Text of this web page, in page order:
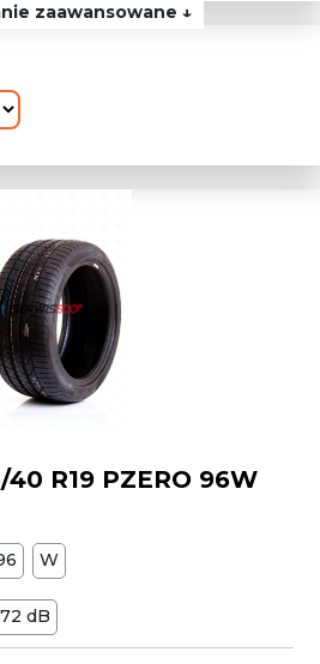
zaawansowane ↓
40 R19 PZERO 96W
96 W
72 dB